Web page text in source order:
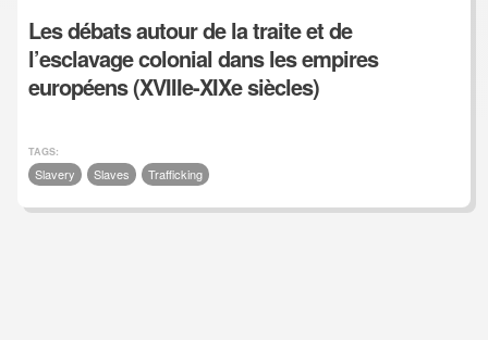
Les débats autour de la traite et de
l’esclavage colonial dans les empires
européens (XVIIIe-XIXe siècles)
TAGS:
Slavery Slaves Trafficking